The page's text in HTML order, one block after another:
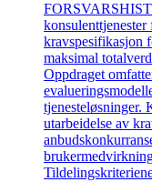
konsulenttjenester
kravspesifikasjon
maksimal
Oppdraget
tjenesteløsninger.
utarbeidelse av